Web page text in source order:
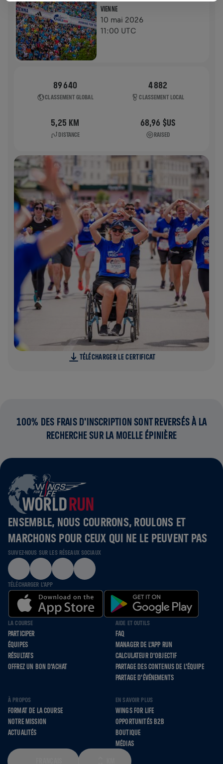
VIENNE
10 mai 2026
11:00 UTC
89 640
CLASSEMENT GLOBAL
4 882
CLASSEMENT LOCAL
5,25 KM
DISTANCE
68,96 $US
RAISED
TÉLÉCHARGER LE CERTIFICAT
100% DES FRAIS D'INSCRIPTION SONT REVERSÉS À LA
RECHERCHE SUR LA MOELLE ÉPINIÈRE
ENSEMBLE, NOUS COURRONS, ROULONS ET
MARCHONS POUR CEUX QUI NE LE PEUVENT PAS
SUIVEZ-NOUS SUR LES RÉSEAUX SOCIAUX
TÉLÉCHARGER L'APP
LA COURSE
PARTICIPER
ÉQUIPES
RÉSULTATS
OFFREZ UN BON D'ACHAT
AIDE ET OUTILS
FAQ
MANAGER DE L'APP RUN
CALCULATEUR D'OBJECTIF
PARTAGE DES CONTENUS DE L'ÉQUIPE
PARTAGE D'ÉVÉNEMENTS
À PROPOS
FORMAT DE LA COURSE
NOTRE MISSION
ACTUALITÉS
EN SAVOIR PLUS
WINGS FOR LIFE
OPPORTUNITÉS B2B
BOUTIQUE
MÉDIAS